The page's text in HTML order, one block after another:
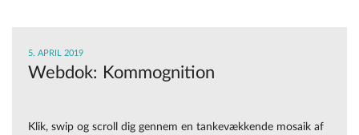
5. APRIL 2019
Webdok: Kommognition
Klik, swip og scroll dig gennem en tankevækkende mosaik af